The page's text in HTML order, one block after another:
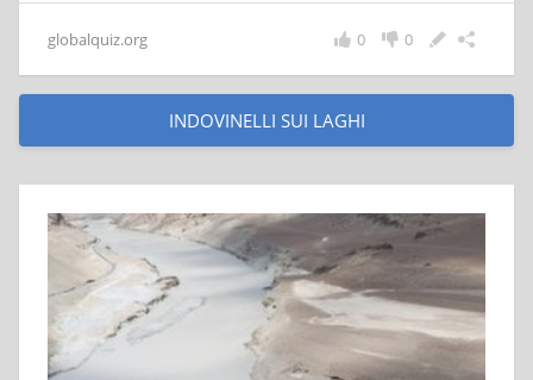
globalquiz.org 0
0
INDOVINELLI SUI LAGHI